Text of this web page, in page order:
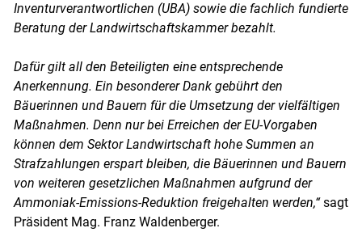
Inventurverantwortlichen (UBA) sowie die fachlich fundierte
Beratung der Landwirtschaftskammer bezahlt.
Dafür gilt all den Beteiligten eine entsprechende
Anerkennung. Ein besonderer Dank gebührt den
Bäuerinnen und Bauern für die Umsetzung der vielfältigen
Maßnahmen. Denn nur bei Erreichen der EU-Vorgaben
können dem Sektor Landwirtschaft hohe Summen an
Strafzahlungen erspart bleiben, die Bäuerinnen und Bauern
von weiteren gesetzlichen Maßnahmen aufgrund der
Ammoniak-Emissions-Reduktion freigehalten werden,“sagt
Präsident Mag. Franz Waldenberger.